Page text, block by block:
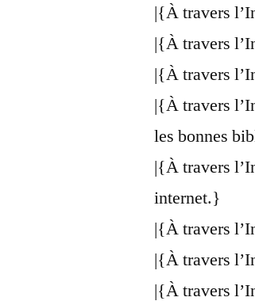
|{À travers
|{À travers
|{À travers
|{À travers
les bonnes
|{À travers
internet.}
|{À travers
|{À travers
|{À travers